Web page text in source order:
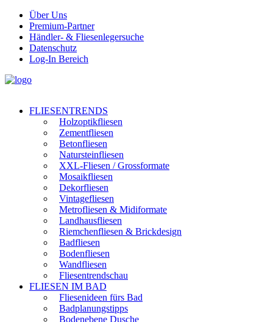
Über Uns
Premium-Partner
Händler- & Fliesenlegersuche
Datenschutz
Log-In Bereich
FLIESENTRENDS
Holzoptikfliesen
Zementfliesen
Betonfliesen
Natursteinfliesen
XXL-Fliesen / Grossformate
Mosaikfliesen
Dekorfliesen
Vintagefliesen
Metrofliesen & Midiformate
Landhausfliesen
Riemchenfliesen & Brickdesign
Badfliesen
Bodenfliesen
Wandfliesen
Fliesentrendschau
FLIESEN IM BAD
Fliesenideen fürs Bad
Badplanungstipps
Bodenebene Dusche